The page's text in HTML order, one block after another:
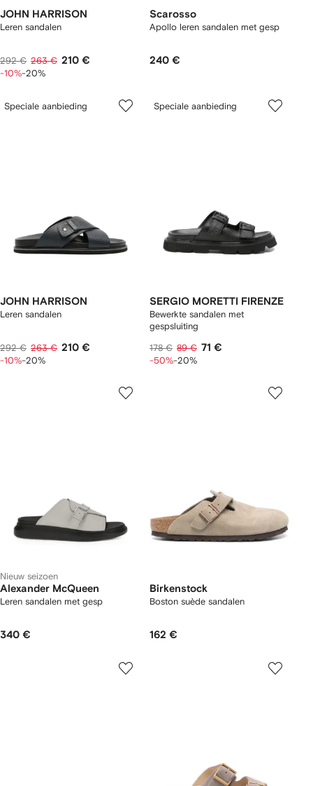
JOHN HARRISON
Leren sandalen
292 € 263 € 210 €
-10%-20%
Scarosso
Apollo leren sandalen met gesp
240 €
Speciale aanbieding
JOHN HARRISON
Leren sandalen
292 € 263 € 210 €
-10%-20%
Speciale aanbieding
SERGIO MORETTI FIRENZE
Bewerkte sandalen met
gespsluiting
178 € 89 € 71 €
-50%-20%
Nieuw seizoen
Alexander McQueen
Leren sandalen met gesp
340 €
Birkenstock
Boston suède sandalen
162 €